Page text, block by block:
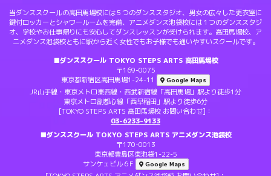
当ダンススクールの高田馬場校には５つのダンススタジオ、男女の広々した更衣室に
鍵付ロッカーとシャワールームを完備、アニメダンス池袋校には１つのダンススタジ
オ、学校やお仕事帰りにも安心してダンスレッスンが受けられます。高田馬場校、ア
ニメダンス池袋校ともに駅から近く女性でもお子様でも通いやすいスクールです。
■ダンススクール TOKYO STEPS ARTS 高田馬場校
〒169-0075
東京都新宿区高田馬場1-24-11
Google Maps
JR山手線・東京メトロ東西線・西武新宿線「高田馬場」駅より徒歩1分
東京メトロ副都心線「西早稲田」駅より徒歩6分
[TOKYO STEPS ARTS 高田馬場校 お問い合わせ]：
03-6233-9133
■ダンススクール TOKYO STEPS ARTS アニメダンス池袋校
〒170-0013
東京都豊島区東池袋1-22-5
サンケェビル６F
Google Maps